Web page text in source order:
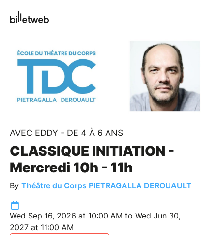
AVEC EDDY - DE 4 À 6 ANS
CLASSIQUE INITIATION -
Mercredi 10h - 11h
By Théâtre du Corps PIETRAGALLA DEROUAULT
Wed Sep 16, 2026 at 10:00 AM to Wed Jun 30,
2027 at 11:00 AM